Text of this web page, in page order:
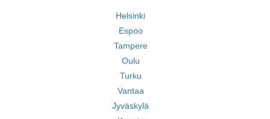
Helsinki
Espoo
Tampere
Oulu
Turku
Vantaa
Jyväskylä